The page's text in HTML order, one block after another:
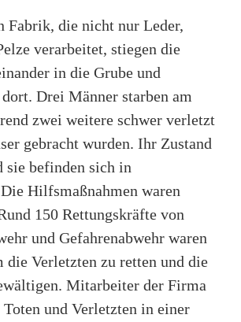
Fabrik, die nicht nur Leder,
verarbeitet, stiegen die
in die Grube und
Drei Männer starben am
zwei weitere schwer verletzt
gebracht wurden. Ihr Zustand
befinden sich in
Hilfsmaßnahmen waren
150 Rettungskräfte von
und Gefahrenabwehr waren
die Verletzten zu retten und die
Mitarbeiter der Firma
und Verletzten in einer